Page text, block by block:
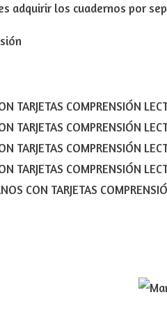
adquirir los cuadernos por
TARJETAS COMPRENSIÓN
TARJETAS COMPRENSIÓN
TARJETAS COMPRENSIÓN
TARJETAS COMPRENSIÓN
CON TARJETAS